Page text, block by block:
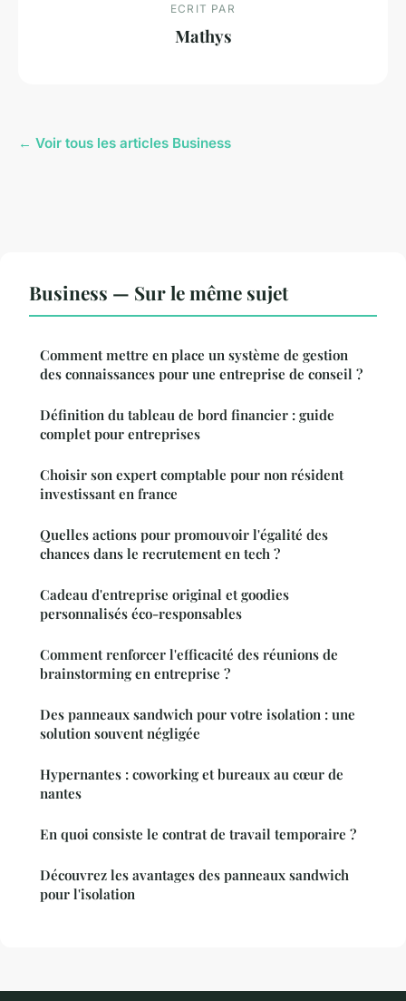
ECRIT PAR
Mathys
← Voir tous les articles Business
Business — Sur le même sujet
Comment mettre en place un système de gestion
des connaissances pour une entreprise de conseil ?
Définition du tableau de bord financier : guide
complet pour entreprises
Choisir son expert comptable pour non résident
investissant en france
Quelles actions pour promouvoir l'égalité des
chances dans le recrutement en tech ?
Cadeau d'entreprise original et goodies
personnalisés éco-responsables
Comment renforcer l'efficacité des réunions de
brainstorming en entreprise ?
Des panneaux sandwich pour votre isolation : une
solution souvent négligée
Hypernantes : coworking et bureaux au cœur de
nantes
En quoi consiste le contrat de travail temporaire ?
Découvrez les avantages des panneaux sandwich
pour l'isolation